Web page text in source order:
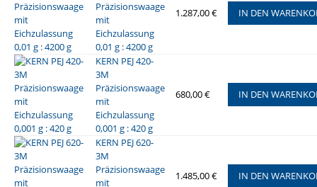
Präzisionswaage
mit
Eichzulassung
0,01 g : 4200 g
1.287,00 € IN DEN
KERN PEJ 420-
3M
Präzisionswaage
mit
Eichzulassung
0,001 g : 420 g
680,00 € IN DEN
KERN PEJ 620-
3M
Präzisionswaage
mit
1.485,00 € IN DEN